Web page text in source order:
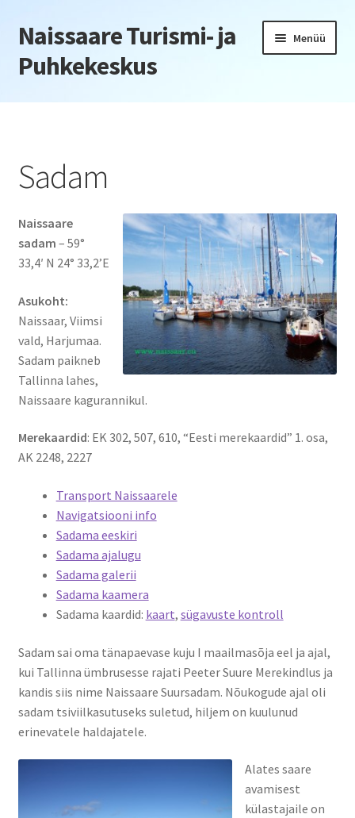
Liigu
navigeerimisele
Liigu
sisu
juurde
Naissaare Turismi- ja
Puhkekeskus
Menüü
Esileht
Jõulupeod
Kliendiüritus
Konverentsid
Seminarid
Suvepäevad
Talvepäevad
Ajaloost
Galerii
Hea teada
TRANSPORT NAISSAARELE
Kontakt
Sadam
Naissaare
sadam – 59°
33,4′ N 24° 33,2’E
Asukoht:
Naissaar, Viimsi
vald, Harjumaa.
Sadam paikneb
Tallinna lahes,
Naissaare kagurannikul.
Merekaardid: EK 302, 507, 610, “Eesti merekaardid” 1. osa,
AK 2248, 2227
Transport Naissaarele
Navigatsiooni info
Sadama eeskiri
Sadama ajalugu
Sadama galerii
Sadama kaamera
Sadama kaardid: kaart, sügavuste kontroll
Sadam sai oma tänapaevase kuju I maailmasõja eel ja ajal,
kui Tallinna ümbrusesse rajati Peeter Suure Merekindlus ja
kandis siis nime Naissaare Suursadam. Nõukogude ajal oli
sadam tsiviilkasutuseks suletud, hiljem on kuulunud
erinevatele haldajatele.
Alates saare
avamisest
külastajaile on